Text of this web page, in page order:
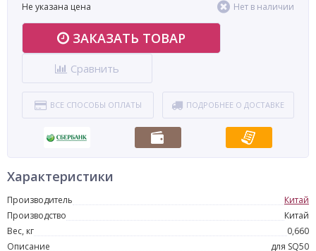
Не указана цена
Нет в наличии
ЗАКАЗАТЬ ТОВАР
Сравнить
ВСЕ СПОСОБЫ ОПЛАТЫ ПОДРОБНЕЕ О ДОСТАВКЕ
Характеристики
Производитель
Китай
Производство
Китай
Вес, кг
0,660
Описание
для SQ50